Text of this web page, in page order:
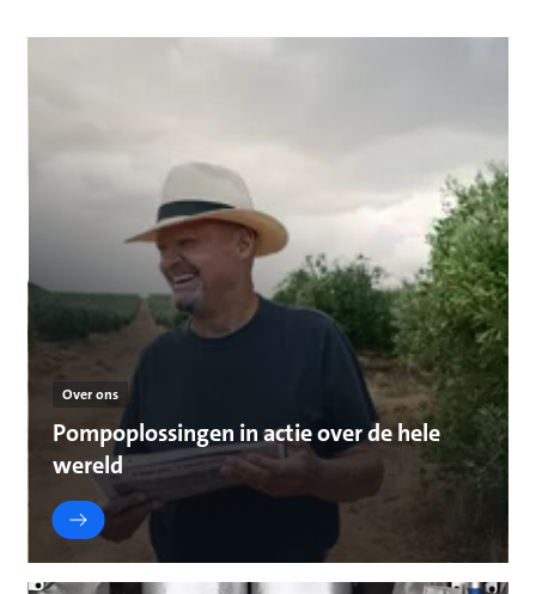
Over ons
Pompoplossingen in actie over de hele
wereld